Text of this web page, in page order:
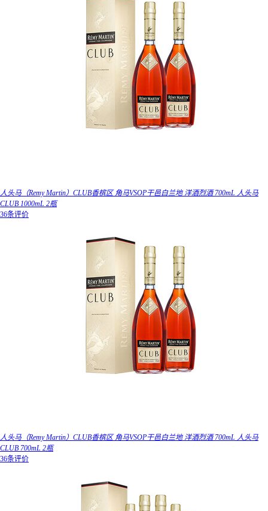
人头马（Remy Martin）CLUB香槟区 角马VSOP干邑白兰地 洋酒烈酒 700mL 人头马
CLUB 1000mL 2瓶
36条评价
人头马（Remy Martin）CLUB香槟区 角马VSOP干邑白兰地 洋酒烈酒 700mL 人头马
CLUB 700mL 2瓶
36条评价